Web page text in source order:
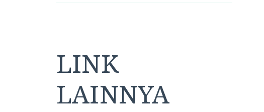
LINK
LAINNYA